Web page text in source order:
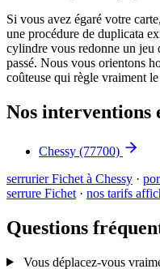
Si vous avez égaré votre
une procédure de duplicata
cylindre vous redonne un jeu
passé. Nous vous orientons
coûteuse qui règle vraiment
Nos interventions
Chessy (77700)
serrurier Fichet à Chessy ·
serrure Fichet · nos tarifs
Questions
Vous déplacez-vous